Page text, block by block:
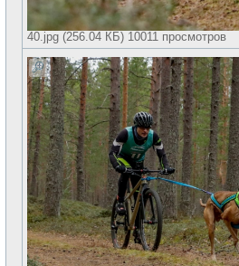
40.jpg (256.04 КБ) 10011 просмотров